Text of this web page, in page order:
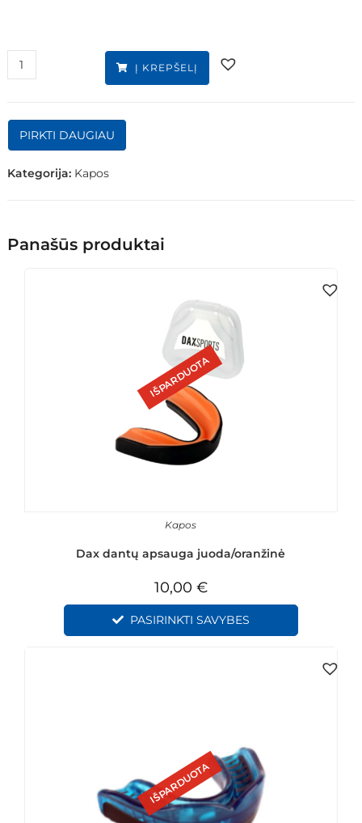
Į KREPŠELĮ
PIRKTI DAUGIAU
Kategorija: Kapos
Panašūs produktai
IŠPARDUOTA
Kapos
Dax dantų apsauga juoda/oranžinė
10,00 €
PASIRINKTI SAVYBES
IŠPARDUOTA